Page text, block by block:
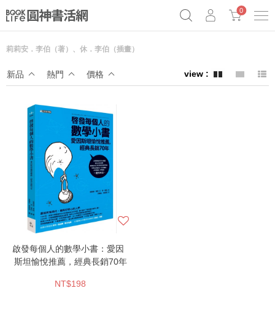
Netflix話題章魚小說！
0
莉莉安．李伯（著）、休．李伯（插畫）
新品 熱門 價格
啟發每個人的數學小書：愛因
斯坦愉悅推薦，經典長銷70年
NT$198